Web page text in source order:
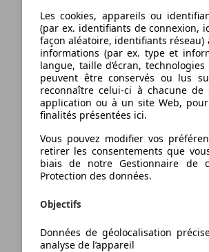
Les cookies, appareils ou
(par ex. identifiants de connexion,
façon aléatoire, identifiants
informations (par ex. type et
langue, taille d’écran,
peuvent être conservés ou lus
reconnaître celui-ci à chacune de
application ou à un site Web,
finalités présentées ici.
Vous pouvez modifier vos
retirer les consentements que
biais de notre Gestionnaire de
Protection des données.
Objectifs
Données de géolocalisation
analyse de l’appareil